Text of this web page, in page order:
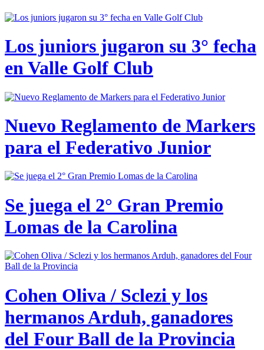
Los juniors jugaron su 3° fecha
en Valle Golf Club
Nuevo Reglamento de Markers
para el Federativo Junior
Se juega el 2° Gran Premio
Lomas de la Carolina
Cohen Oliva / Sclezi y los
hermanos Arduh, ganadores
del Four Ball de la Provincia